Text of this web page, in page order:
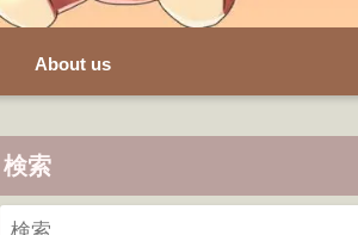
About us
検索